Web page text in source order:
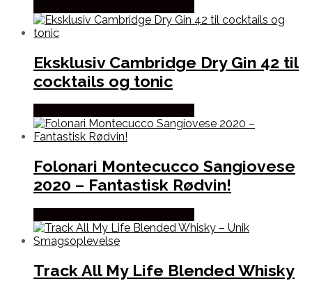
Eksklusiv Cambridge Dry Gin 42 til
cocktails og tonic
Folonari Montecucco Sangiovese
2020 – Fantastisk Rødvin!
Track All My Life Blended Whisky